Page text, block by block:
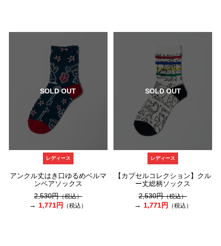
SOLD OUT
レディース
アンクル丈はき口ゆるめベルマ
ンベアソックス
2,530円（税込）
1,771円 （税込）
SOLD OUT
レディース
【カプセルコレクション】クル
ー丈総柄ソックス
2,530円（税込）
1,771円 （税込）